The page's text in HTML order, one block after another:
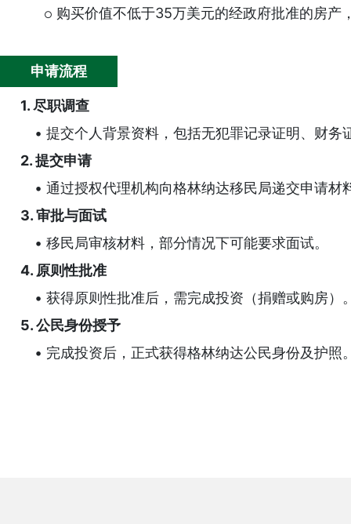
○ 购买价值不低于35万美元的经政府批准的房产
申请流程
1. 尽职调查
• 提交个人背景资料，包括无犯罪记录证明、财务
2. 提交申请
• 通过授权代理机构向格林纳达移民局递交申请材
3. 审批与面试
• 移民局审核材料，部分情况下可能要求面试。
4. 原则性批准
• 获得原则性批准后，需完成投资（捐赠或购房）
5. 公民身份授予
• 完成投资后，正式获得格林纳达公民身份及护照